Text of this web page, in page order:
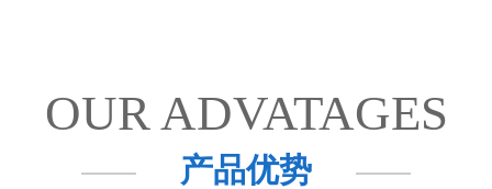
OUR ADVATAGES
产品优势